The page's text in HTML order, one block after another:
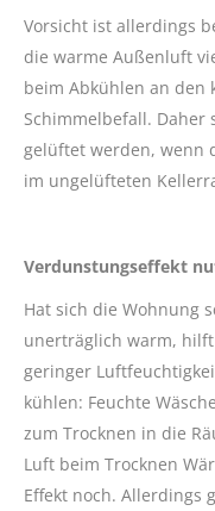
Vorsicht ist allerdings
die warme Außenluft
beim Abkühlen an den
Schimmelbefall.
gelüftet werden, wenn
im ungelüfteten
Verdunstungseffekt
Hat sich die Wohnung
unerträglich warm,
geringer
kühlen: Feuchte
zum Trocknen in die
Luft beim Trocknen
Effekt noch. Allerdings